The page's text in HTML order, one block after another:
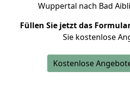
Wuppertal nach Bad
Füllen Sie jetzt das
Sie kostenlose
Kostenlose